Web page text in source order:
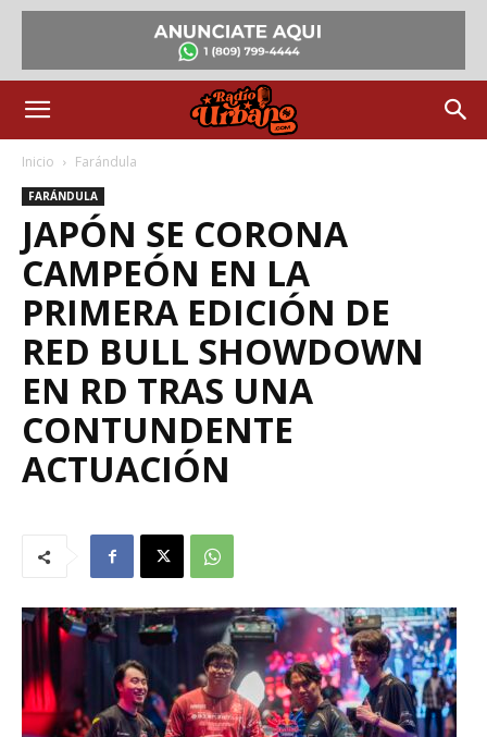
Inicio Farándula
FARÁNDULA
JAPÓN SE CORONA
CAMPEÓN EN LA
PRIMERA EDICIÓN DE
RED BULL SHOWDOWN
EN RD TRAS UNA
CONTUNDENTE
ACTUACIÓN